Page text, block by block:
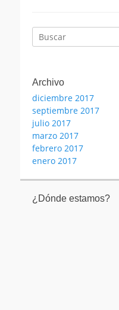
Buscar:
Archivo
diciembre 2017
septiembre 2017
julio 2017
marzo 2017
febrero 2017
enero 2017
¿Dónde estamos?